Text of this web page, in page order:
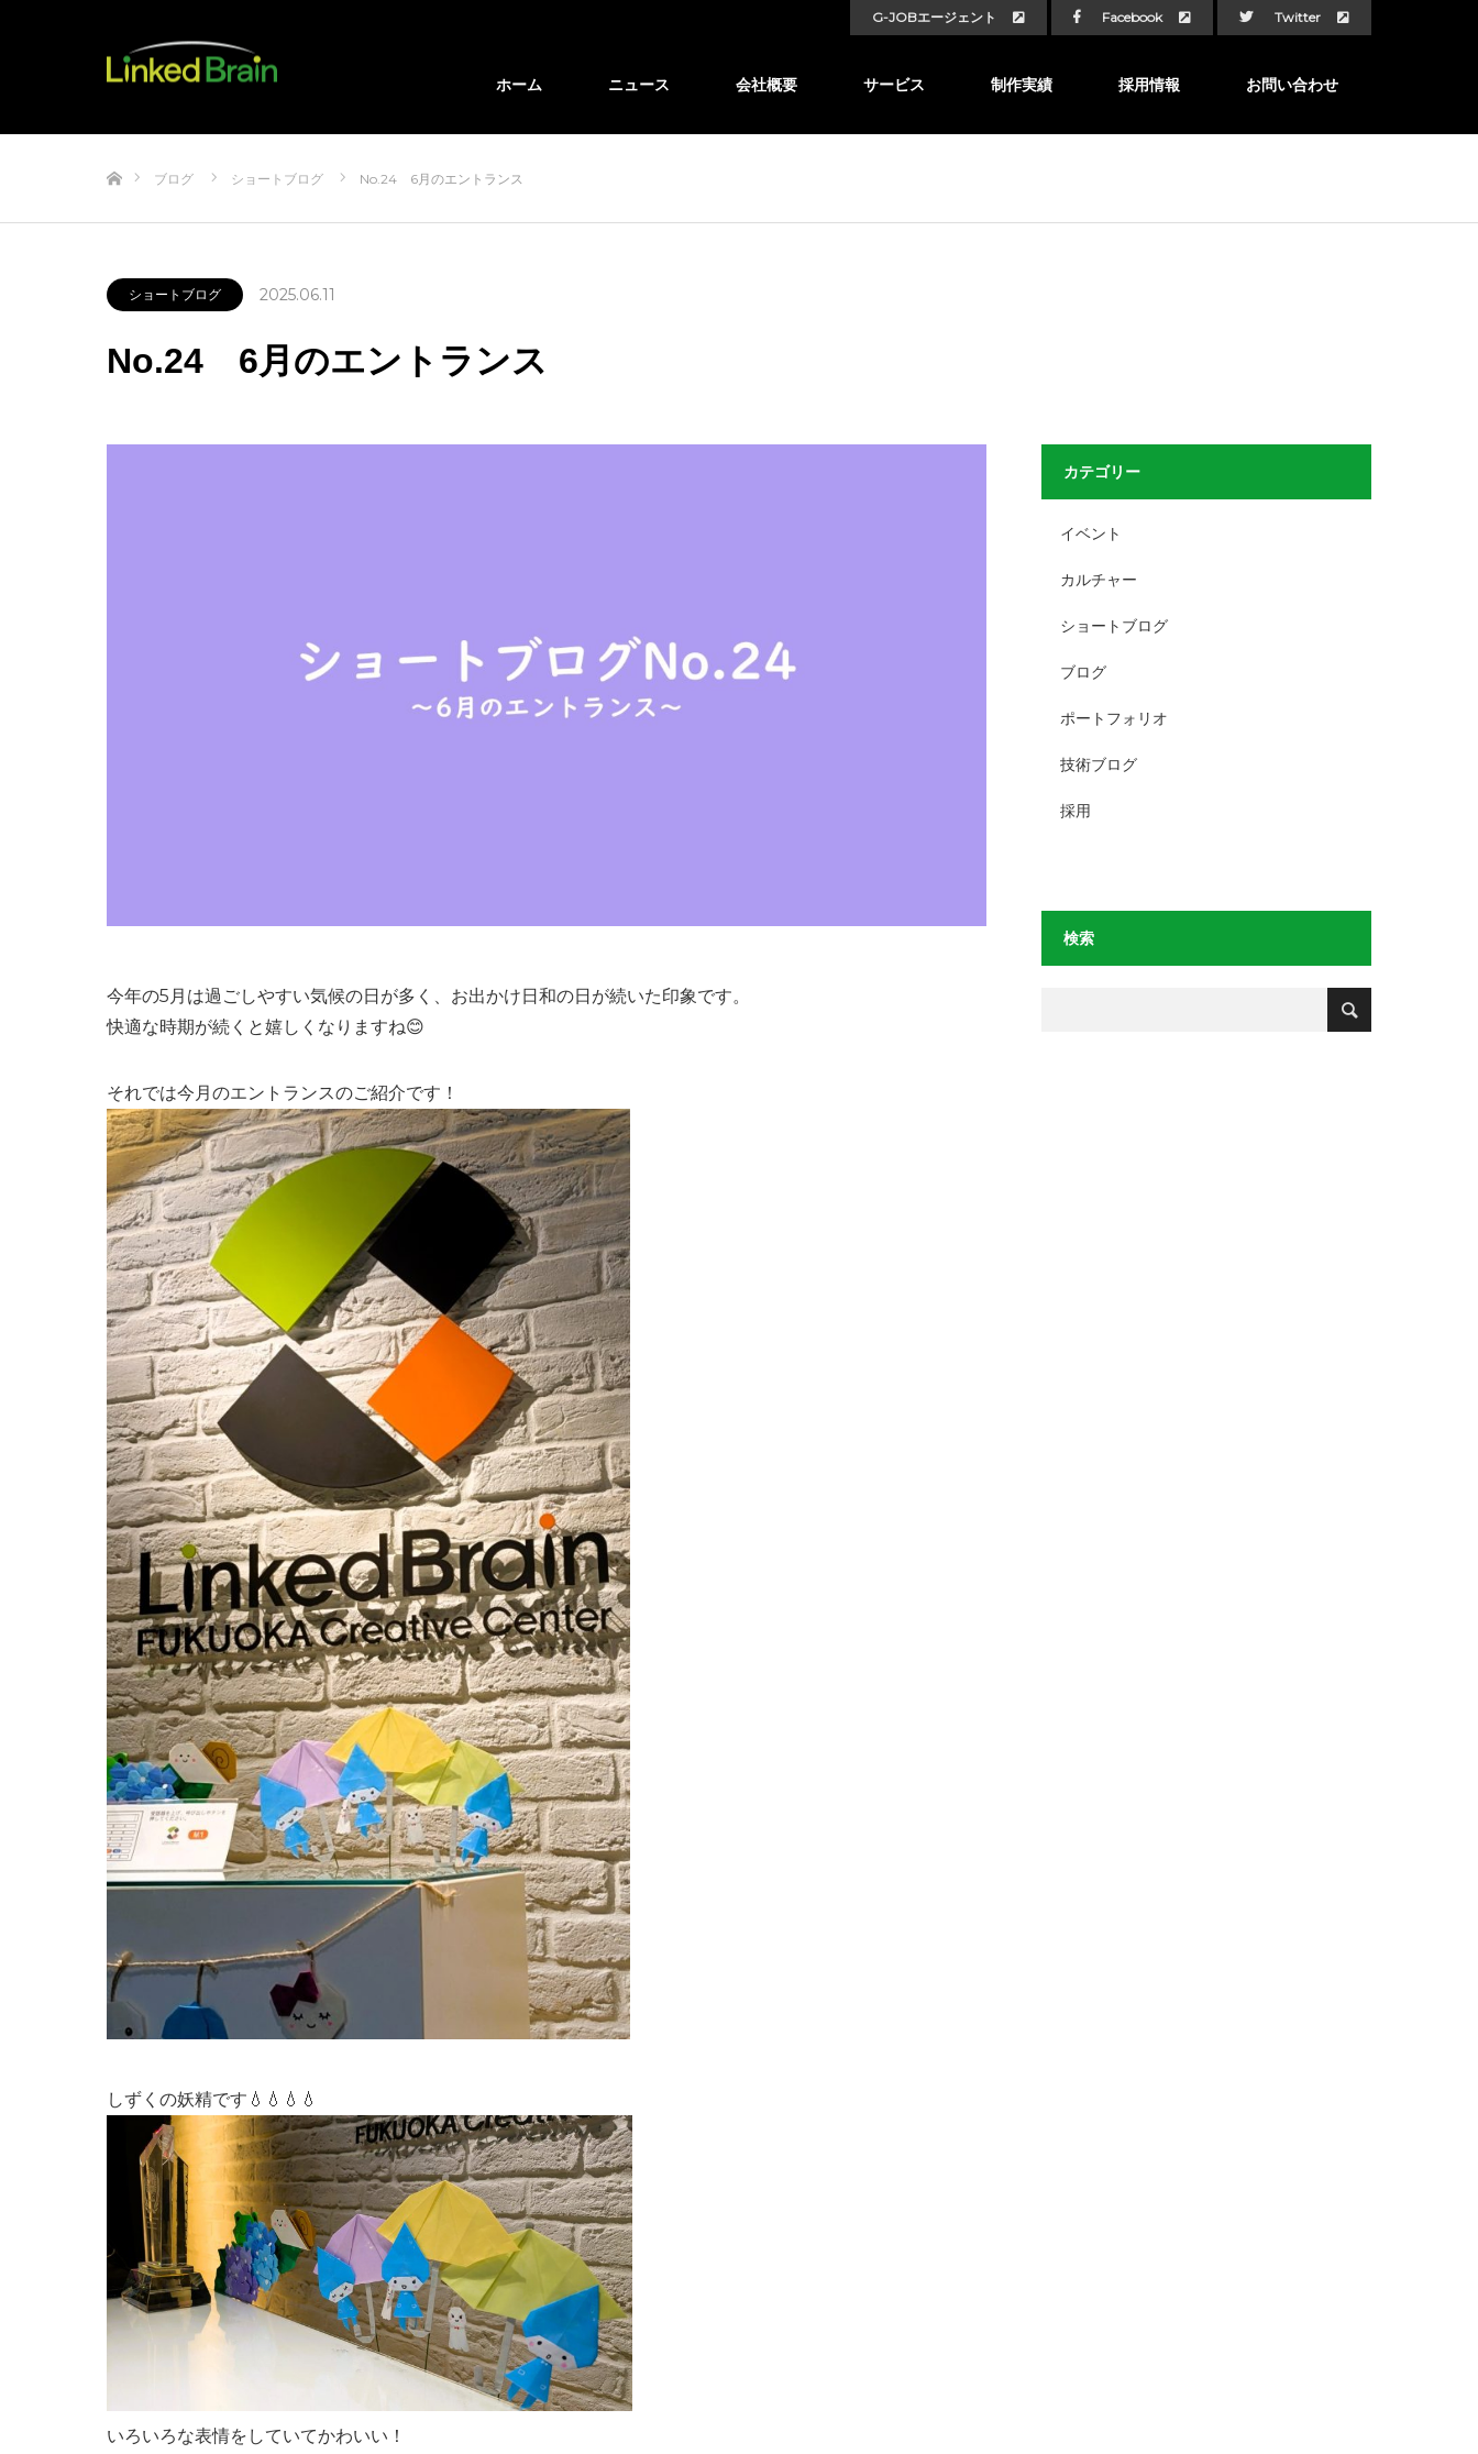
G-JOBエージェント Facebook Twitter
ホーム ニュース 会社概要 サービス 制作実績 採用情報 お問い合わせ
ブログ ショートブログ No.24 6月のエントランス
ショートブログ 2025.06.11
No.24 6月のエントランス
今年の5月は過ごしやすい気候の日が多く、お出かけ日和の日が続いた印象です。
快適な時期が続くと嬉しくなりますね😊
それでは今月のエントランスのご紹介です！
しずくの妖精です💧💧💧💧
いろいろな表情をしていてかわいい！
カテゴリー
イベント
カルチャー
ショートブログ
ブログ
ポートフォリオ
技術ブログ
採用
検索